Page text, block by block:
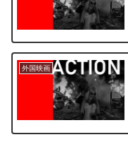
外国映画